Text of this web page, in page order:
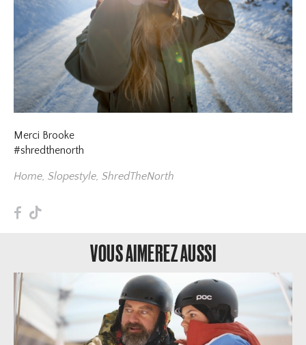
Merci Brooke
#shredthenorth
Home,Slopestyle,ShredTheNorth
F T
VOUS AIMEREZ AUSSI